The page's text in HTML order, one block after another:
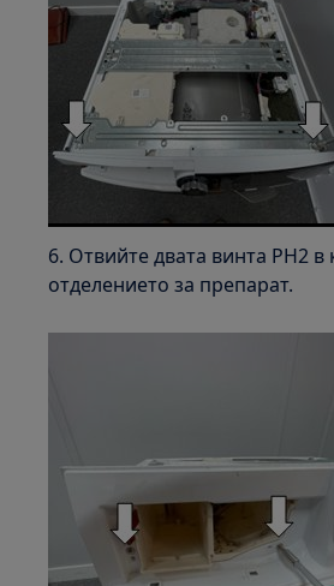
6. Отвийте двата винта PH2 в
отделението за препарат.